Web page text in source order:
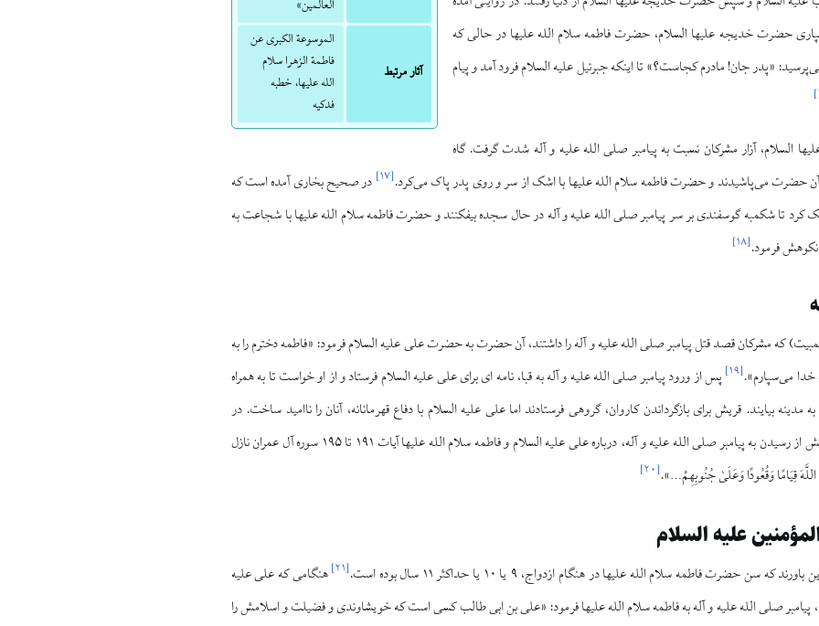
العالمین»
آثار مرتبط
الموسوعة الکبری عن
فاطمة الزهرا سلام
الله علیها، خطبه
فدکیه
حضرت خدیجه علیها السلام، حضرت فاطمه سلام الله علیها در حالی که
«پدر جان! مادرم کجاست؟» تا اینکه جبرئیل علیه السلام فرود آمد و پیام
]
السلام، آزار مشرکان نسبت به پیامبر صلی الله علیه و آله شدت گرفت. گاه
حضرت می‌پاشیدند و حضرت فاطمه سلام الله علیها با اشک از سر و روی پدر پاک می‌کرد.[۱۷] در صحیح بخاری آمده است که
کرد تا شکمبه گوسفندی بر سر پیامبر صلی الله علیه و آله در حال سجده بیفکنند و حضرت فاطمه سلام الله علیها با شجاعت به
فرمود.[۱۸]
که مشرکان قصد قتل پیامبر صلی الله علیه و آله را داشتند، آن حضرت به حضرت علی علیه السلام فرمود: «فاطمه دخترم را به
خدا می‌سپارم».[۱۹]پس از ورود پیامبر صلی الله علیه و آله به قبا، نامه ای برای علی علیه السلام فرستاد و از او خواست تا به همراه
مدینه بیایند. قریش برای بازگرداندن کاروان، گروهی فرستادند اما علی علیه السلام با دفاع قهرمانانه، آنان را ناامید ساخت. در
روایت آمده است که پیش از رسیدن به پیامبر صلی الله علیه و آله، درباره علی علیه السلام و فاطمه سلام الله علیها آیات ۱۹۱ تا ۱۹۵ سوره آل عمران نازل
قِیَامًا وَقُعُودًا وَعَلَیٰ جُنُوبِهِمْ…».[۲۰]
علیه السلام
که سن حضرت فاطمه سلام الله علیها در هنگام ازدواج، ۹ یا ۱۰ یا حداکثر ۱۱ سال بوده است. [۲۱]هنگامی که علی علیه
پیامبر صلی الله علیه و آله به فاطمه سلام الله علیها فرمود: «علی بن ابی طالب کسی است که خویشاوندی و فضیلت و اسلامش را